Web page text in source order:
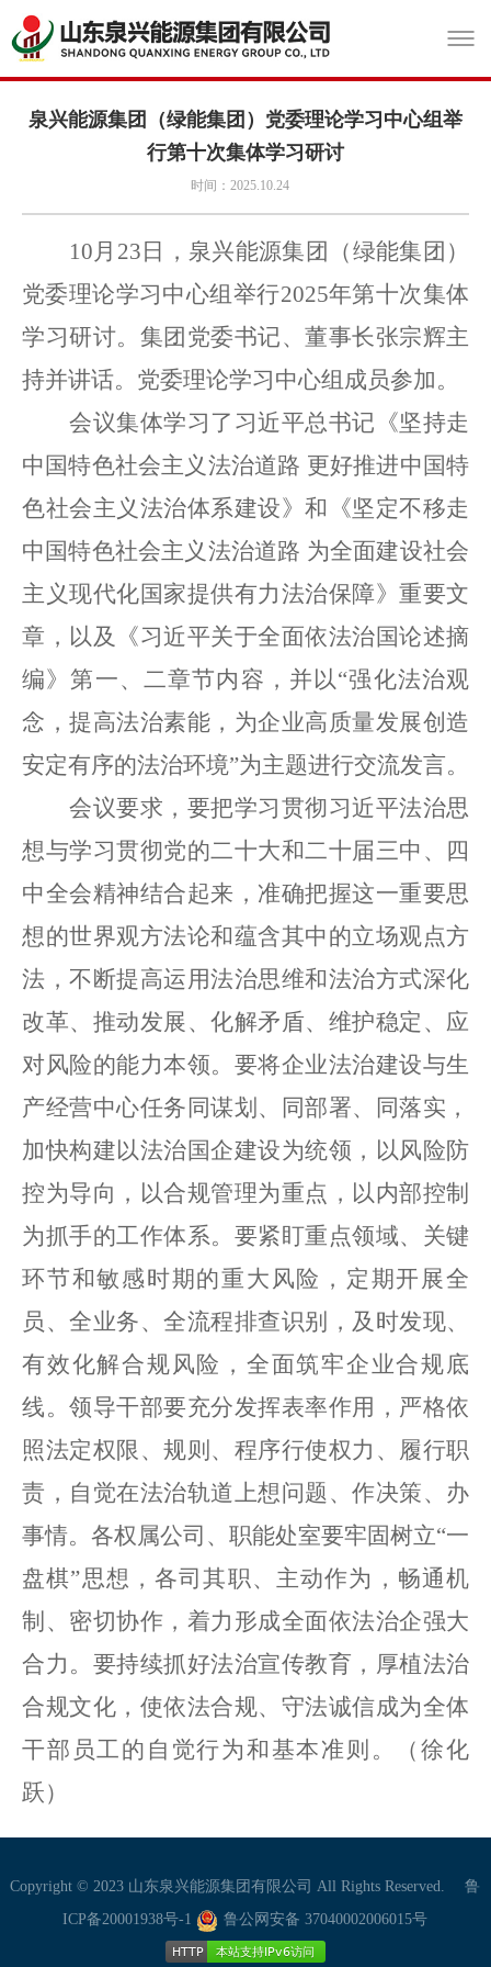
泉兴能源集团（绿能集团）党委理论学习中心组举
行第十次集体学习研讨
时间：2025.10.24
10月23日，泉兴能源集团（绿能集团）
党委理论学习中心组举行2025年第十次集体
学习研讨。集团党委书记、董事长张宗辉主
持并讲话。党委理论学习中心组成员参加。
会议集体学习了习近平总书记《坚持走
中国特色社会主义法治道路 更好推进中国特
色社会主义法治体系建设》和《坚定不移走
中国特色社会主义法治道路 为全面建设社会
主义现代化国家提供有力法治保障》重要文
章，以及《习近平关于全面依法治国论述摘
编》第一、二章节内容，并以“强化法治观
念，提高法治素能，为企业高质量发展创造
安定有序的法治环境”为主题进行交流发言。
会议要求，要把学习贯彻习近平法治思
想与学习贯彻党的二十大和二十届三中、四
中全会精神结合起来，准确把握这一重要思
想的世界观方法论和蕴含其中的立场观点方
法，不断提高运用法治思维和法治方式深化
改革、推动发展、化解矛盾、维护稳定、应
对风险的能力本领。要将企业法治建设与生
产经营中心任务同谋划、同部署、同落实，
加快构建以法治国企建设为统领，以风险防
控为导向，以合规管理为重点，以内部控制
为抓手的工作体系。要紧盯重点领域、关键
环节和敏感时期的重大风险，定期开展全
员、全业务、全流程排查识别，及时发现、
有效化解合规风险，全面筑牢企业合规底
线。领导干部要充分发挥表率作用，严格依
照法定权限、规则、程序行使权力、履行职
责，自觉在法治轨道上想问题、作决策、办
事情。各权属公司、职能处室要牢固树立“一
盘棋”思想，各司其职、主动作为，畅通机
制、密切协作，着力形成全面依法治企强大
合力。要持续抓好法治宣传教育，厚植法治
合规文化，使依法合规、守法诚信成为全体
干部员工的自觉行为和基本准则。（徐化
跃）
Copyright © 2023 山东泉兴能源集团有限公司 All Rights Reserved.鲁
ICP备20001938号-1
鲁公网安备 37040002006015号
HTTP
HTTP 本站支持IPv6访问
本站支持IPv6访问